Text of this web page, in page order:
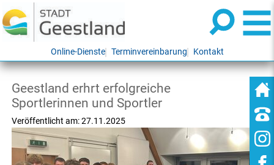
Online-Dienste Terminvereinbarung Kontakt
Geestland erhrt erfolgreiche
Sportlerinnen und Sportler
Veröffentlicht am:27.11.2025